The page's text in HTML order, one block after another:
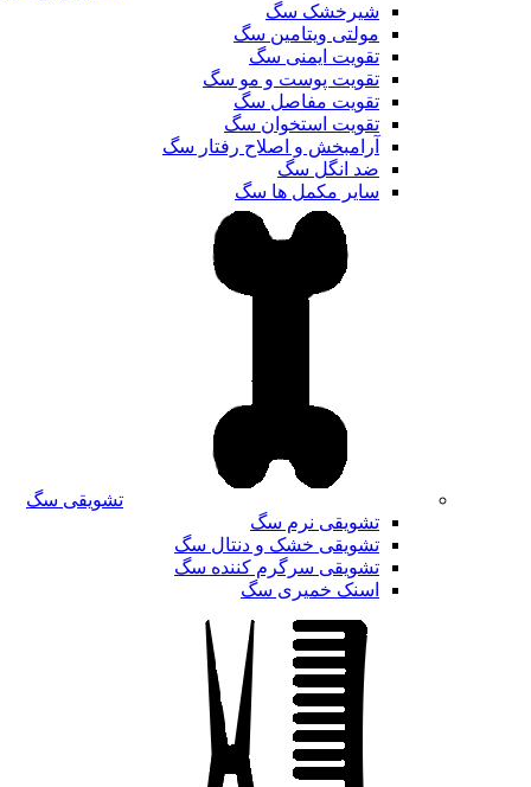
شیرخشک سگ
مولتی ویتامین سگ
تقویت ایمنی سگ
تقویت پوست و مو سگ
تقویت مفاصل سگ
تقویت استخوان سگ
آرامبخش و اصلاح رفتار سگ
ضد انگل سگ
سایر مکمل ها سگ
تشویقی سگ
تشویقی نرم سگ
تشویقی خشک و دنتال سگ
تشویقی سرگرم کننده سگ
اسنک خمیری سگ